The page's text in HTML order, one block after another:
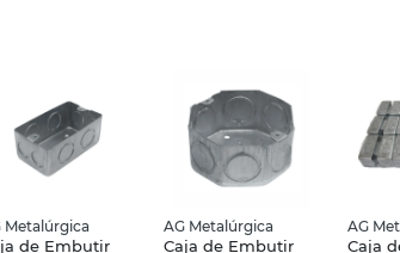
Metalúrgica
de Embutir
AG Metalúrgica
Caja de Embutir
AG
Caja